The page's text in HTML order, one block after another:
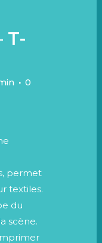
T-
0
permet
textiles.
du
scène.